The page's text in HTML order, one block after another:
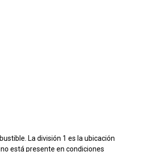
La división 1 es la ubicación
está presente en condiciones